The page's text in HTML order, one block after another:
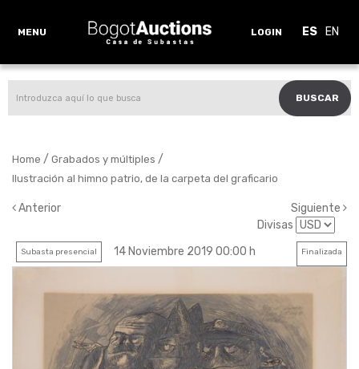
MENU LOGIN ES EN
BUSCAR
Home / Grabados y múltiples /
Ilustración al himno patrio, de la carpeta del graficario
Anterior
Siguiente
Divisas
Subasta presencial 14 Noviembre 2019 00:00 h Finalizada